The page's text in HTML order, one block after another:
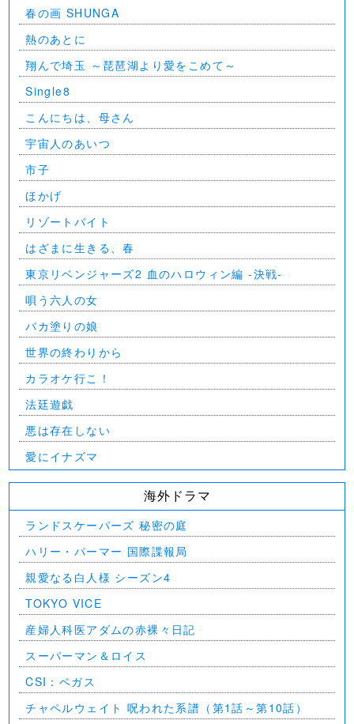
春の画 SHUNGA
熱のあとに
翔んで埼玉 ～琵琶湖より愛をこめて～
Single8
こんにちは、母さん
宇宙人のあいつ
市子
ほかげ
リゾートバイト
はざまに生きる、春
東京リベンジャーズ2 血のハロウィン編 -決戦-
唄う六人の女
バカ塗りの娘
世界の終わりから
カラオケ行こ！
法廷遊戯
悪は存在しない
愛にイナズマ
海外ドラマ
ランドスケーパーズ 秘密の庭
ハリー・パーマー 国際諜報局
親愛なる白人様 シーズン4
TOKYO VICE
産婦人科医アダムの赤裸々日記
スーパーマン＆ロイス
CSI：ベガス
チャペルウェイト 呪われた系譜（第1話～第10話）